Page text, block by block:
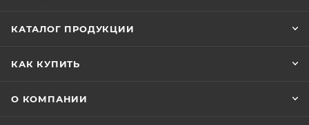
КАТАЛОГ ПРОДУКЦИИ
КАК КУПИТЬ
О КОМПАНИИ